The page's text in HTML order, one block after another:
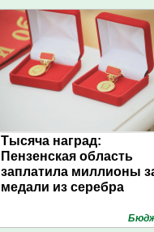
Тысяча наград:
Пензенская область
заплатила миллионы
медали из серебра